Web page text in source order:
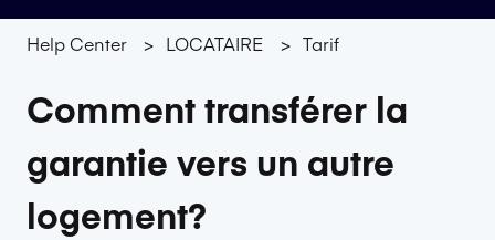
Help Center LOCATAIRE Tarif
Comment transférer la
garantie vers un autre
logement?